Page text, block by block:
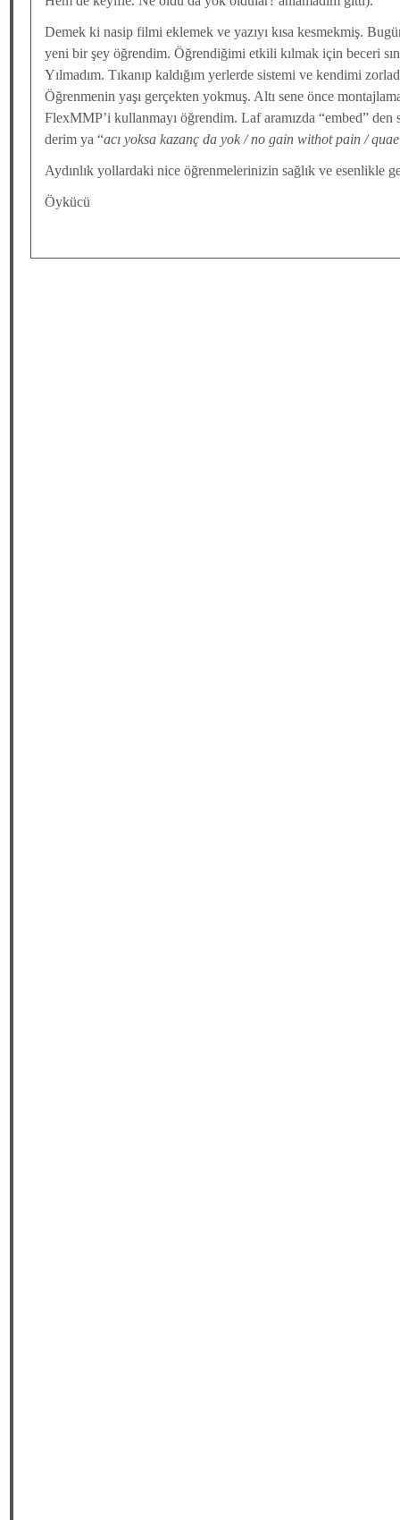
Demek ki nasip filmi eklemek ve yazıyı kısa kesmekmiş.
yeni bir şey öğrendim. Öğrendiğimi etkili kılmak için beceri
Yılmadım. Tıkanıp kaldığım yerlerde sistemi ve kendimi
Öğrenmenin yaşı gerçekten yokmuş. Altı sene önce
FlexMMP’i kullanmayı öğrendim. Laf aramızda “embed” den
derim ya “acı yoksa kazanç da yok / no gain withot pain /
Aydınlık yollardaki nice öğrenmelerinizin sağlık ve esenlikle
Öykücü